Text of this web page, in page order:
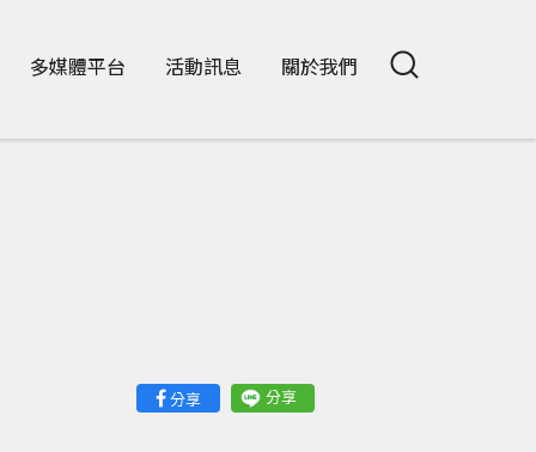
多媒體平台 活動訊息 關於我們
分享 分享